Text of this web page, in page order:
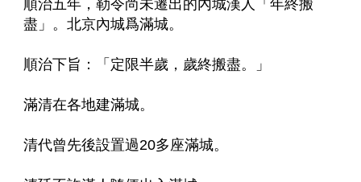
順治五年，勒令尚未遷出的內城漢人「年終搬
盡」。北京內城爲滿城。
順治下旨：「定限半歲，歲終搬盡。」
滿清在各地建滿城。
清代曾先後設置過20多座滿城。